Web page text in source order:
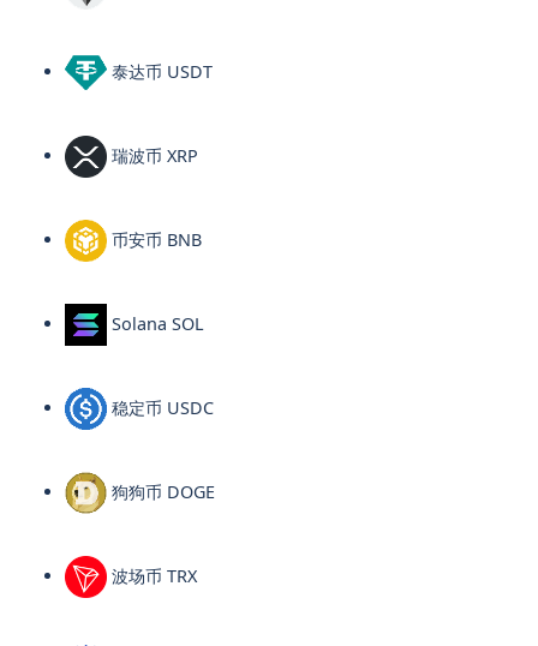
泰达币 USDT
瑞波币 XRP
币安币 BNB
Solana SOL
稳定币 USDC
狗狗币 DOGE
波场币 TRX